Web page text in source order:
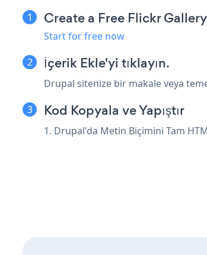
Create a Free Flickr
Start for free now
İçerik Ekle'yi tıklayın.
Drupal sitenize bir makale veya
Kod Kopyala ve Yapıştır
1. Drupal'da Metin Biçimini Tam